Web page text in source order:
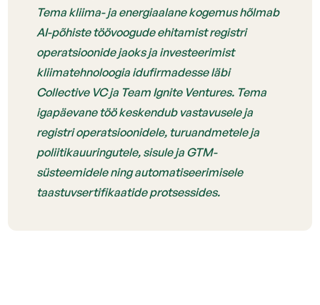
Tema kliima- ja energiaalane kogemus hõlmab
AI-põhiste töövoogude ehitamist registri
operatsioonide jaoks ja investeerimist
kliimatehnoloogia idufirmadesse läbi
Collective VC ja Team Ignite Ventures. Tema
igapäevane töö keskendub vastavusele ja
registri operatsioonidele, turuandmetele ja
poliitikauuringutele, sisule ja GTM-
süsteemidele ning automatiseerimisele
taastuvsertifikaatide protsessides.